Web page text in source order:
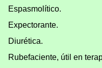
Espasmolítico.
Expectorante.
Diurética.
Rubefaciente, útil en